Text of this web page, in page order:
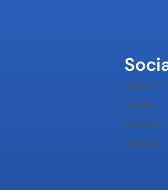
Twitter / X
LinkedIn
Facebook
YouTube